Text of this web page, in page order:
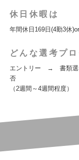
休日休暇は
年間休日169日(4勤3休
どんな選考プ
エントリー → 書
否
（2週間～4週間程度）